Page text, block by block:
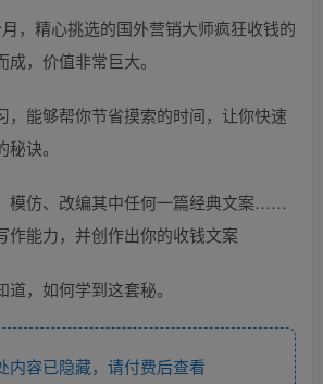
，精心挑选的国外营销大师疯狂收钱的
，价值非常巨大。
，能够帮你节省摸索的时间，让你快速
诀。
模仿、改编其中任何一篇经典文案……
作能力，并创作出你的收钱文案
，如何学到这套秘。
容已隐藏，请付费后查看